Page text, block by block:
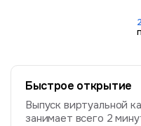
Быстрое открытие
Выпуск виртуальной
занимает всего 2